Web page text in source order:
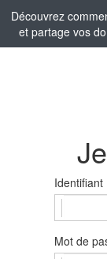
Découvrez
et partage vos
Identifiant
Mot de